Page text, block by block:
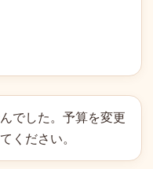
でした。予算を変更
ください。